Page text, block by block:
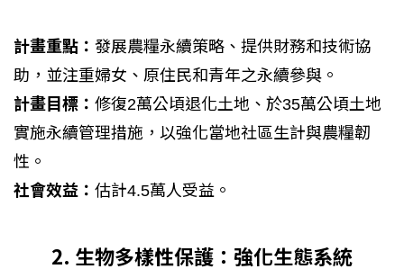
計畫重點： 發展農糧永續策略、提供財務和技術協
助，並注重婦女、原住民和青年之永續參與。
計畫目標： 修復2萬公頃退化土地、於35萬公頃土地
實施永續管理措施，以強化當地社區生計與農糧韌
性。
社會效益： 估計4.5萬人受益。
2. 生物多樣性保護：強化生態系統